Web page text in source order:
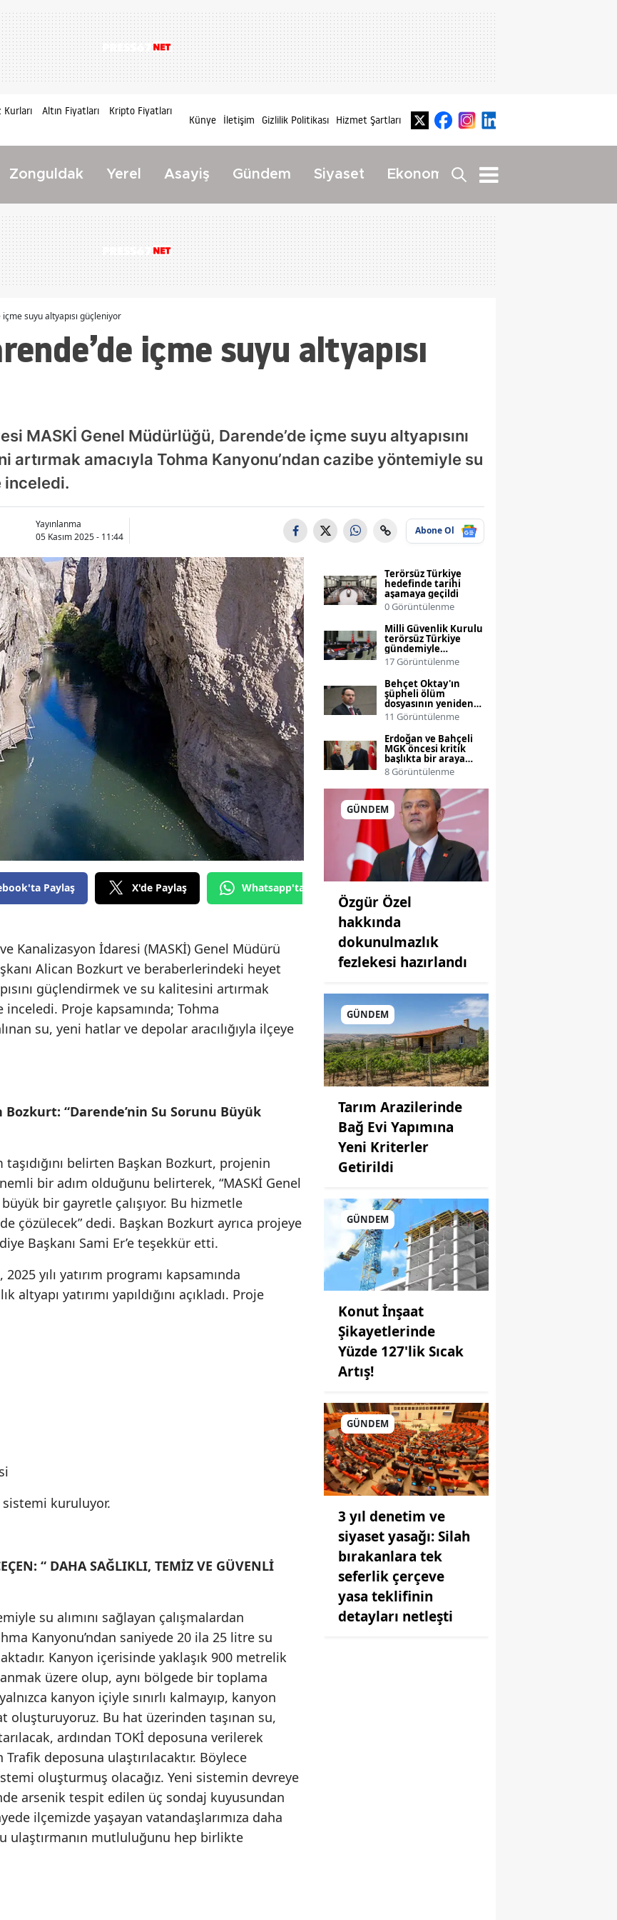
Kurları Altın Fiyatları
Kripto Fiyatları
Künye İletişim Gizlilik Politikası Hizmet Şartları
Zonguldak Yerel Asayiş Gündem Siyaset Ekonomi Yaşam
suyu altyapısı güçleniyor
içme suyu altyapısı
MASKİ Genel Müdürlüğü, Darende’de içme suyu altyapısını
amacıyla Tohma Kanyonu’ndan cazibe yöntemiyle su
inceledi.
Yayınlanma
05 Kasım 2025 - 11:44
Abone Ol
Paylaş X'de Paylaş Whatsapp'tan Gönder
Kanalizasyon İdaresi (MASKİ) Genel Müdürü
Alican Bozkurt ve beraberlerindeki heyet
güçlendirmek ve su kalitesini artırmak
Proje kapsamında; Tohma
su, yeni hatlar ve depolar aracılığıyla ilçeye
“Darende’nin Su Sorunu Büyük
belirten Başkan Bozkurt, projenin
bir adım olduğunu belirterek, “MASKİ Genel
bir gayretle çalışıyor. Bu hizmetle
çözülecek” dedi. Başkan Bozkurt ayrıca projeye
Başkanı Sami Er’e teşekkür etti.
yılı yatırım programı kapsamında
yatırımı yapıldığını açıkladı. Proje
sistemi kuruluyor.
“ DAHA SAĞLIKLI, TEMİZ VE GÜVENLİ
su alımını sağlayan çalışmalardan
Kanyonu’ndan saniyede 20 ila 25 litre su
Kanyon içerisinde yaklaşık 900 metrelik
üzere olup, aynı bölgede bir toplama
kanyon içiyle sınırlı kalmayıp, kanyon
oluşturuyoruz. Bu hat üzerinden taşınan su,
ardından TOKİ deposuna verilerek
deposuna ulaştırılacaktır. Böylece
oluşturmuş olacağız. Yeni sistemin devreye
arsenik tespit edilen üç sondaj kuyusundan
ilçemizde yaşayan vatandaşlarımıza daha
ulaştırmanın mutluluğunu hep birlikte
Terörsüz Türkiye
hedefinde tarihi
aşamaya geçildi
0 Görüntülenme
Milli Güvenlik Kurulu
terörsüz Türkiye
gündemiyle
toplanıyor
17 Görüntülenme
Behçet Oktay'ın
şüpheli ölüm
dosyasının yeniden
incelenmesi talebi
Bakanlığa taşınıyor
11 Görüntülenme
Erdoğan ve Bahçeli
MGK öncesi kritik
başlıkta bir araya
geliyor
8 Görüntülenme
GÜNDEM
Özgür Özel
hakkında
dokunulmazlık
fezlekesi hazırlandı
GÜNDEM
Tarım Arazilerinde
Bağ Evi Yapımına
Yeni Kriterler
Getirildi
GÜNDEM
Konut İnşaat
Şikayetlerinde
Yüzde 127'lik Sıcak
Artış!
GÜNDEM
3 yıl denetim ve
siyaset yasağı: Silah
bırakanlara tek
seferlik çerçeve
yasa teklifinin
detayları netleşti